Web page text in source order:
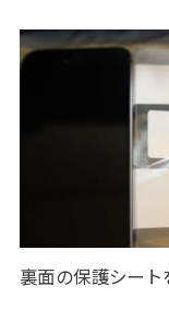
裏面の保護シート